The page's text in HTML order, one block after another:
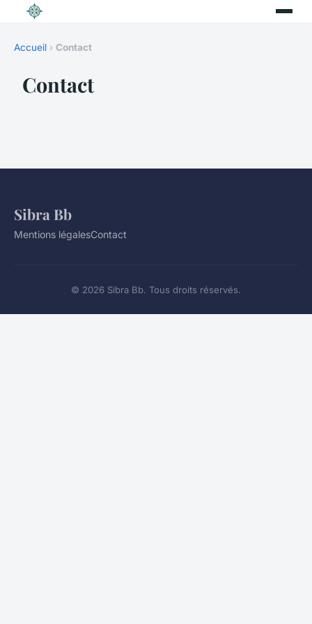
Accueil › Contact
Contact
Sibra Bb
Mentions légalesContact
© 2026 Sibra Bb. Tous droits réservés.